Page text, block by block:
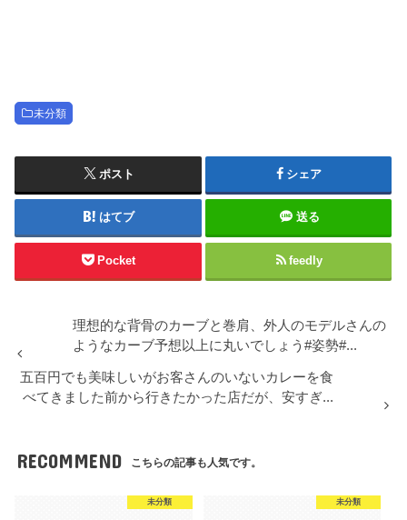
未分類
ポスト シェア
はてブ 送る
Pocket feedly
理想的な背骨のカーブと巻肩、外人のモデルさんの
ようなカーブ予想以上に丸いでしょう#姿勢#...
五百円でも美味しいがお客さんのいないカレーを食
べてきました前から行きたかった店だが、安すぎ...
RECOMMEND こちらの記事も人気です。
未分類 未分類